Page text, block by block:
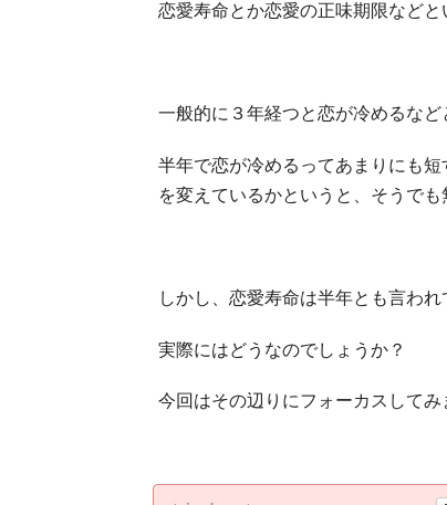
恋愛寿命とか恋愛の正味期限などと
一般的に３年経つと恋が冷めるな
半年で恋が冷めるってあまりにも
を変えているかというと、そうでも
しかし、恋愛寿命は半年とも言われ
実際にはどうなのでしょうか？
今回はその辺りにフォーカスしてみ